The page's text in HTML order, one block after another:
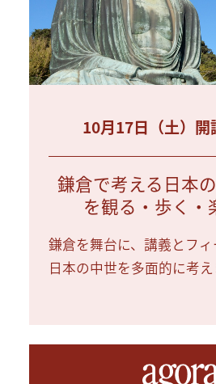
10月17日（土）開
鎌倉で考える日本
を観る・歩く・
鎌倉を舞台に、講義とフ
日本の中世を多面的に考え